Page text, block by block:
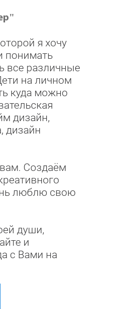
я хочу
понимать
все различные
на личном
куда можно
дизайн,
дизайн
Создаём
люблю свою
души,
и
с Вами на